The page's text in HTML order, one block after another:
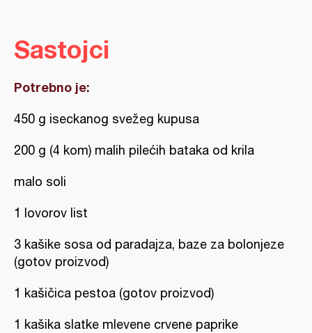
Sastojci
Potrebno je:
450 g iseckanog svežeg kupusa
200 g (4 kom) malih pilećih bataka od krila
malo soli
1 lovorov list
3 kašike sosa od paradajza, baze za bolonjeze
(gotov proizvod)
1 kašičica pestoa (gotov proizvod)
1 kašika slatke mlevene crvene paprike